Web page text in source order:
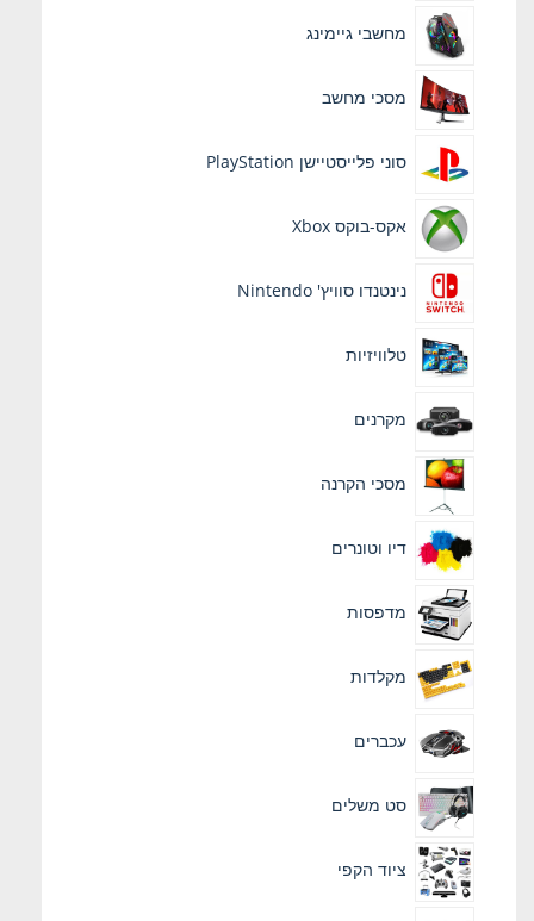
מחשבי גיימינג
מסכי מחשב
סוני פלייסטיישן PlayStation
אקס-בוקס Xbox
נינטנדו סוויץ' Nintendo
טלוויזיות
מקרנים
מסכי הקרנה
דיו וטונרים
מדפסות
מקלדות
עכברים
סט משלים
ציוד הקפי